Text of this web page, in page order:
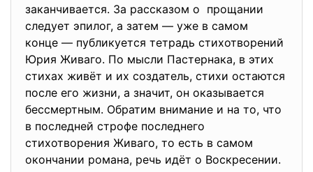
заканчивается. За рассказом о прощании
следует эпилог, а затем — уже в самом
конце — публикуется тетрадь стихотворений
Юрия Живаго. По мысли Пастернака, в этих
стихах живёт и их создатель, стихи остаются
после его жизни, а значит, он оказывается
бессмертным. Обратим внимание и на то, что
в последней строфе последнего
стихотворения Живаго, то есть в самом
окончании романа, речь идёт о Воскресении.